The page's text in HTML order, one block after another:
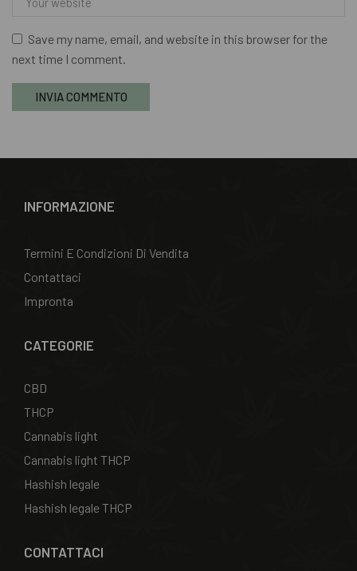
Save my name, email, and website in this browser for the
next time I comment.
INFORMAZIONE
Termini E Condizioni Di Vendita
Contattaci
Impronta
CATEGORIE
CBD
THCP
Cannabis light
Cannabis light THCP
Hashish legale
Hashish legale THCP
CONTATTACI